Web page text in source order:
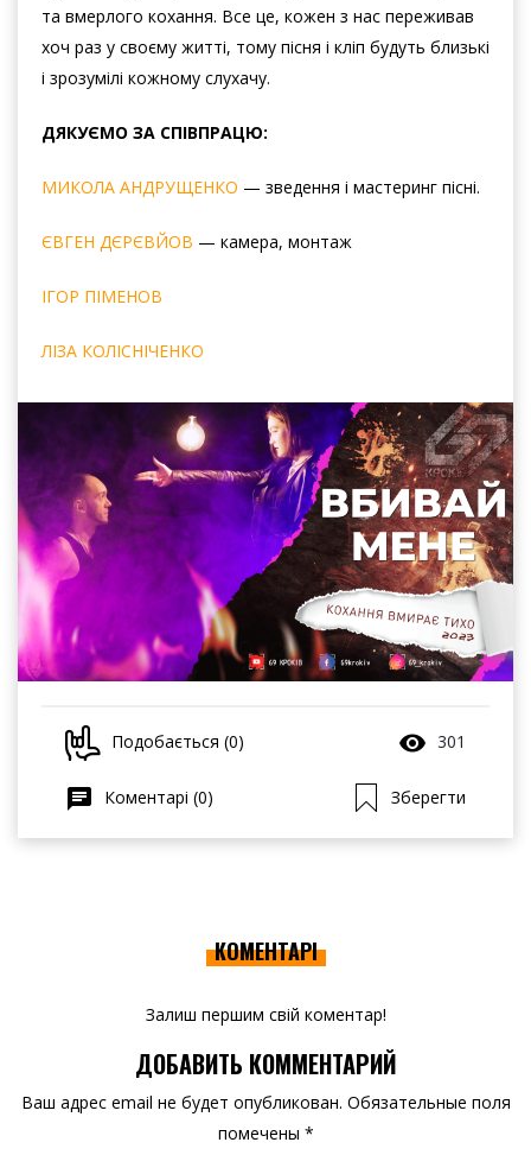
та вмерлого кохання. Все це, кожен з нас переживав
хоч раз у своєму житті, тому пісня і кліп будуть близькі
і зрозумілі кожному слухачу.
ДЯКУЄМО ЗА СПІВПРАЦЮ:
МИКОЛА АНДРУЩЕНКО — зведення і мастеринг пісні.
ЄВГЕН ДЄРЄВЙОВ — камера, монтаж
ІГОР ПІМЕНОВ
ЛІЗА КОЛІСНІЧЕНКО
Подобається (0) 301
Коментарі (0) Зберегти
КОМЕНТАРІ
Залиш першим свій коментар!
ДОБАВИТЬ КОММЕНТАРИЙ
Ваш адрес email не будет опубликован. Обязательные поля
помечены *